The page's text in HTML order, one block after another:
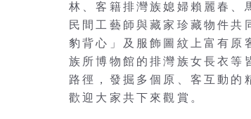
林、客籍排灣族媳婦賴麗春
民間工藝師與藏家珍藏物件共
豹背心」及服飾圖紋上富有原
族所博物館的排灣族女長衣等
路徑，發掘多個原、客互動的
歡迎大家共下來觀賞。